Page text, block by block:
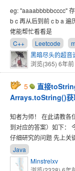
eg: "aaaabbbbbcccc"
b c 再从后到前 c b a 遍
佬能帮忙看看是
C++
Leetcode
黑暗尽头的超音
浏览(365) 6年前
5
直接
Arrays.toString()获
知者为师！ 在此请教各
到对应的答案）如下：
仔细研究的问题 先上关
Java
Minstrelxv